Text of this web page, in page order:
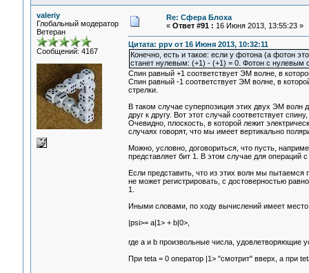
valeriy
Глобальный модератор
Ветеран
Сообщений: 4167
Re: Сфера Блоха
« Ответ #91 : 16 Июня 2013, 13:55:23 »
Цитата: ppv от 16 Июня 2013, 10:32:11
Конечно, есть и такое: если у фотона (а фотон
станет нулевым: (+1) - (+1) = 0. Фотон с нулевым
Спин равный +1 соответствует ЭМ волне, в
Спин равный -1 соответствует ЭМ волне, в
стрелки.
В таком случае суперпозиция этих двух ЭМ волн
друг к другу. Вот этот случай соответствует
Очевидно, плоскость, в которой лежит
случаях говорят, что мы имеет вертикально
Можно, условно, договориться, что пусть,
представляет бит 1. В этом случае для операций
Если представить, что из этих волн мы
не может регистрировать, с достоверностью
1.
Иными словами, по ходу вычислений имеет место
|psi>= a|1> + b|0>,
где a и b произвольные числа, удовлетворяющие
При teta = 0 оператор |1> "смотрит" вверх, а при